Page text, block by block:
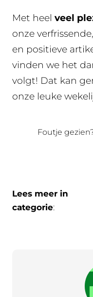
Met heel veel
onze
en positieve
vinden we het
volgt! Dat kan
onze leuke
Foutje
Lees meer in
categorie: